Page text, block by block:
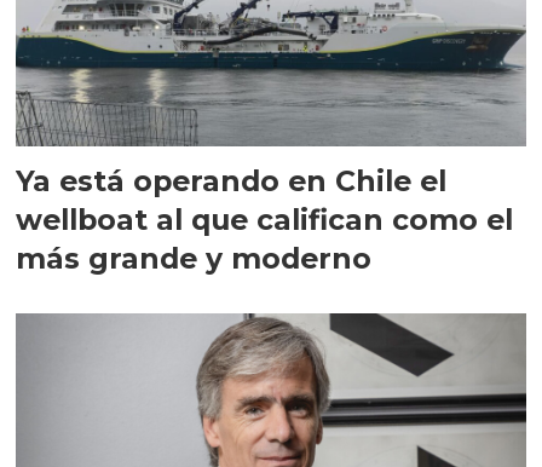
Ya está operando en Chile el
wellboat al que califican como el
más grande y moderno